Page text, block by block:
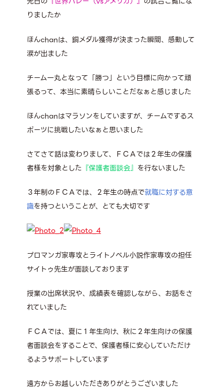
りましたか
ほんchanは、銅メダル獲得が決まった瞬間、感動して
涙が出ました
チーム一丸となって「勝つ」という目標に向かって頑
張るって、本当に素晴らしいことだなぁと感じました
ほんchanはマラソンをしていますが、チームでするス
ポーツに挑戦したいなぁと思いました
さてさて話は変わりまして、ＦＣＡでは２年生の保護
者様を対象とした 『保護者面談会』 を行ないました
３年制のＦＣＡでは、２年生の時点で就職に対する意
識を持つということが、とても大切です
プロマンガ家専攻とライトノベル小説作家専攻の担任
サイトゥ先生が面談しております
授業の出席状況や、成績表を確認しながら、お話をさ
れていました
ＦＣＡでは、夏に１年生向け、秋に２年生向けの保護
者面談会をすることで、保護者様に安心していただけ
るようサポートしています
遠方からお越しいただきありがとうございました